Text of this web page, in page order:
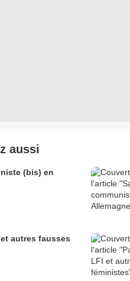
aussi
(bis) en
autres fausses